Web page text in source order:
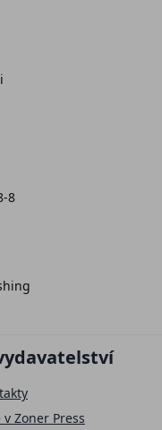
8
v Zoner Press